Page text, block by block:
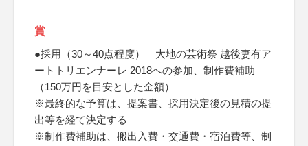
賞
●採用（30～40点程度） 大地の芸術祭 越後妻有ア
ートトリエンナーレ 2018への参加、制作費補助
（150万円を目安とした金額）
※最終的な予算は、提案書、採用決定後の見積の提
出等を経て決定する
※制作費補助は、搬出入費・交通費・宿泊費等、制